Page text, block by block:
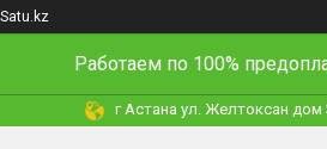
Работаем по 100%
г Астана ул. Желтоксан дом